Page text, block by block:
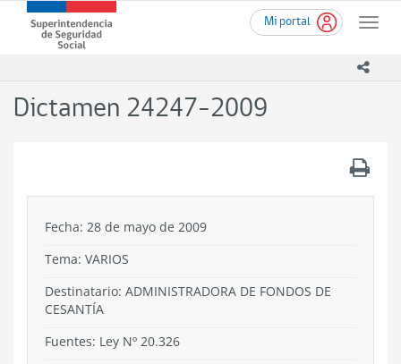
contenido
Mi portal
Toggle
Superintendencia
de
-
Dictamen 24247-2009
Fecha: 28 de mayo de 2009
Tema: VARIOS
Destinatario: ADMINISTRADORA DE FONDOS DE
CESANTÍA
Fuentes: Ley Nº 20.326